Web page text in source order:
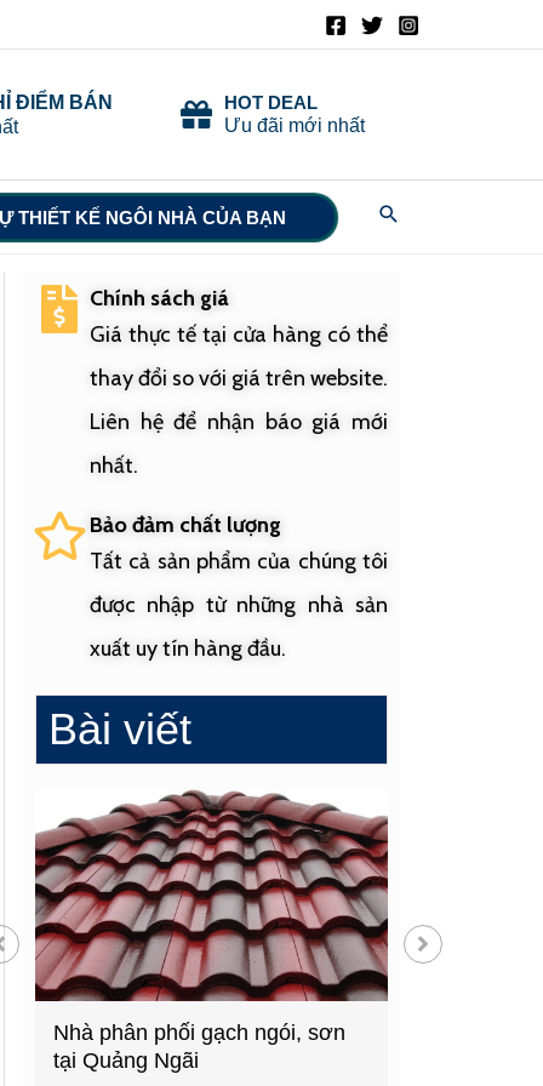
ĐIỂM BÁN
HOT DEAL
Ưu đãi mới nhất
THIẾT KẾ NGÔI NHÀ CỦA BẠN Search
Chính sách giá
Giá thực tế tại cửa hàng có thể
thay đổi so với giá trên website.
Liên hệ để nhận báo giá mới
nhất.
Bảo đảm chất lượng
Tất cả sản phẩm của chúng tôi
được nhập từ những nhà sản
xuất uy tín hàng đầu.
Bài viết
Nhà phân phối gạch ngói, sơn
tại Quảng Ngãi